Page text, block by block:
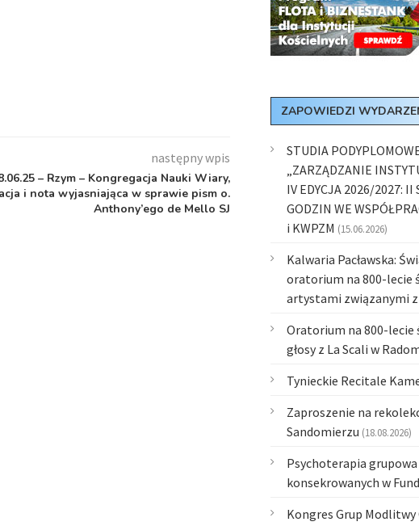
następny wpis
– Rzym – Kongregacja Nauki Wiary,
i nota wyjasniająca w sprawie pism o.
Anthony’ego de Mello SJ
ZAPOWIEDZI
STUDIA
„ZARZĄDZANIE
IV EDYCJA 2026/2027: II
GODZIN WE
i KWPZM (15.06.2026)
Kalwaria Pacławska:
oratorium na 800-lecie
artystami związanymi z
Oratorium na 800-lecie
głosy z La Scali w
Tynieckie Recitale
Zaproszenie na
Sandomierzu (18.08.2026)
Psychoterapia
konsekrowanych w
Kongres Grup Modlitwy